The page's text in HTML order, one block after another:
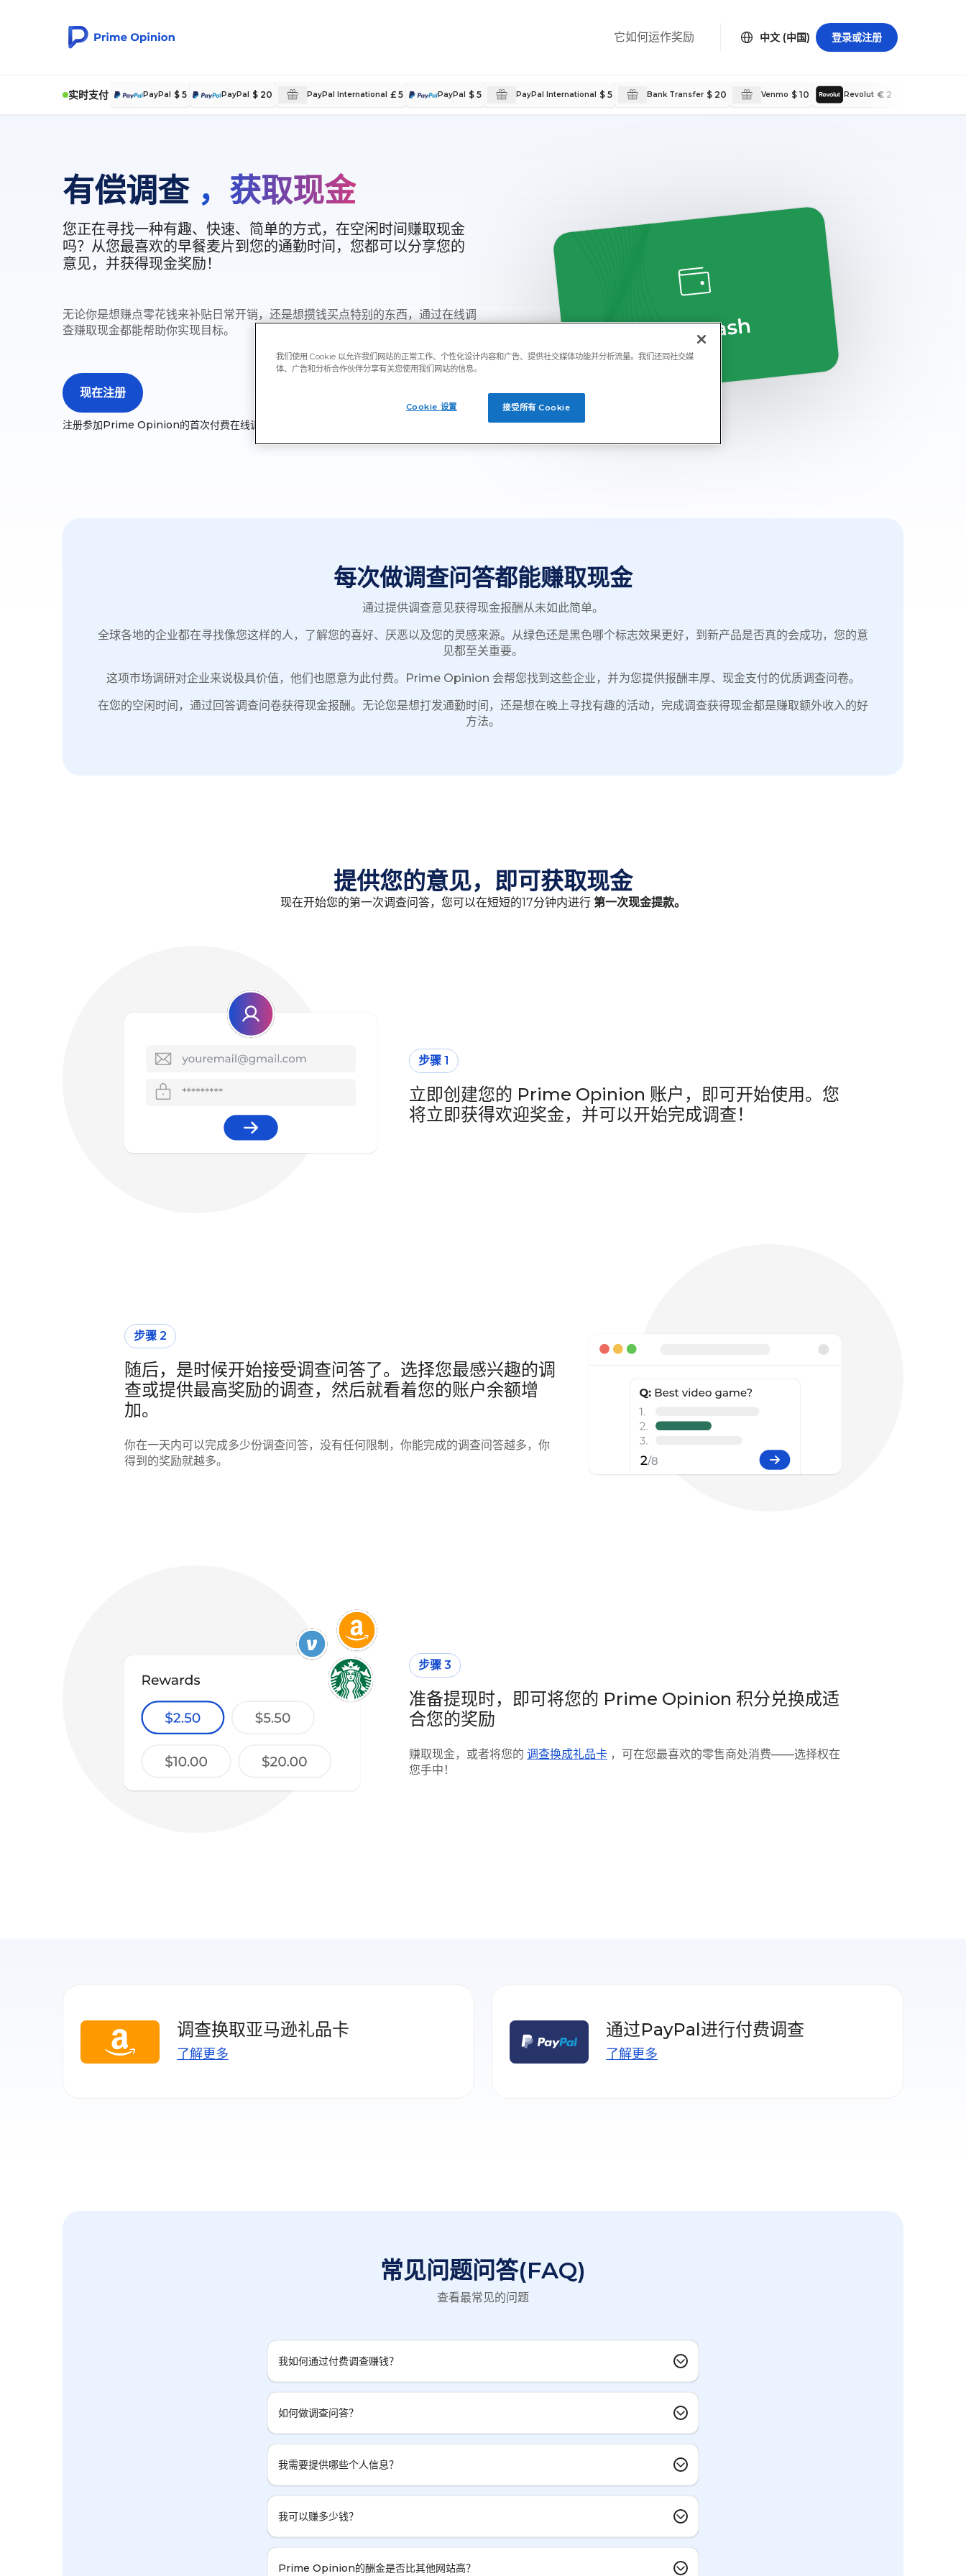
它如何运作奖励 中文 (中国) 登录或注册
实时支付 PayPal $ 5 PayPal $ 20 PayPal International £ 5 PayPal $ 5 PayPal International $ 5 Bank Transfer $ 20 Venmo $ 10 Revolut € 2
有偿调查 ，获取现金
您正在寻找一种有趣、快速、简单的方式，在空闲时间赚取现金
吗？从您最喜欢的早餐麦片到您的通勤时间，您都可以分享您的
意见，并获得现金奖励！
无论你是想赚点零花钱来补贴日常开销，还是想攒钱买点特别的东西，通过在线调
查赚取现金都能帮助你实现目标。
现在注册
注册参加Prime Opinion的首次付费在线调查，以获得现金。
每次做调查问答都能赚取现金
通过提供调查意见获得现金报酬从未如此简单。
全球各地的企业都在寻找像您这样的人，了解您的喜好、厌恶以及您的灵感来源。从绿色还是黑色哪个标志效果更好，到新产品是否真的会成功，您的意
见都至关重要。
这项市场调研对企业来说极具价值，他们也愿意为此付费。Prime Opinion 会帮您找到这些企业，并为您提供报酬丰厚、现金支付的优质调查问卷。
在您的空闲时间，通过回答调查问卷获得现金报酬。无论您是想打发通勤时间，还是想在晚上寻找有趣的活动，完成调查获得现金都是赚取额外收入的好
方法。
提供您的意见，即可获取现金
现在开始您的第一次调查问答，您可以在短短的17分钟内进行 第一次现金提款。
步骤 1
立即创建您的 Prime Opinion 账户，即可开始使用。您
将立即获得欢迎奖金，并可以开始完成调查！
步骤 2
随后，是时候开始接受调查问答了。选择您最感兴趣的调
查或提供最高奖励的调查，然后就看着您的账户余额增
加。
你在一天内可以完成多少份调查问答，没有任何限制，你能完成的调查问答越多，你
得到的奖励就越多。
步骤 3
准备提现时，即可将您的 Prime Opinion 积分兑换成适
合您的奖励
赚取现金，或者将您的 调查换成礼品卡 ，可在您最喜欢的零售商处消费——选择权在
您手中！
调查换取亚马逊礼品卡
了解更多
通过PayPal进行付费调查
了解更多
常见问题问答(FAQ)
查看最常见的问题
我如何通过付费调查赚钱？
如何做调查问答？
我需要提供哪些个人信息？
我可以赚多少钱？
Prime Opinion的酬金是否比其他网站高？
我们使用 Cookie 以允许我们网站的正常工作、个性化设计内容和广告、提供社交媒体功能并分析流量。我们还同社交媒
体、广告和分析合作伙伴分享有关您使用我们网站的信息。
接受所有 Cookie
Cookie 设置